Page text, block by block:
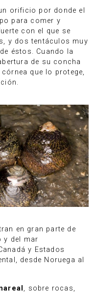
orificio por donde el
para comer y
con el que se
y dos tentáculos muy
éstos. Cuando la
de su concha
que lo protege,
en gran parte de
y del mar
y Estados
desde Noruega al
, sobre rocas,